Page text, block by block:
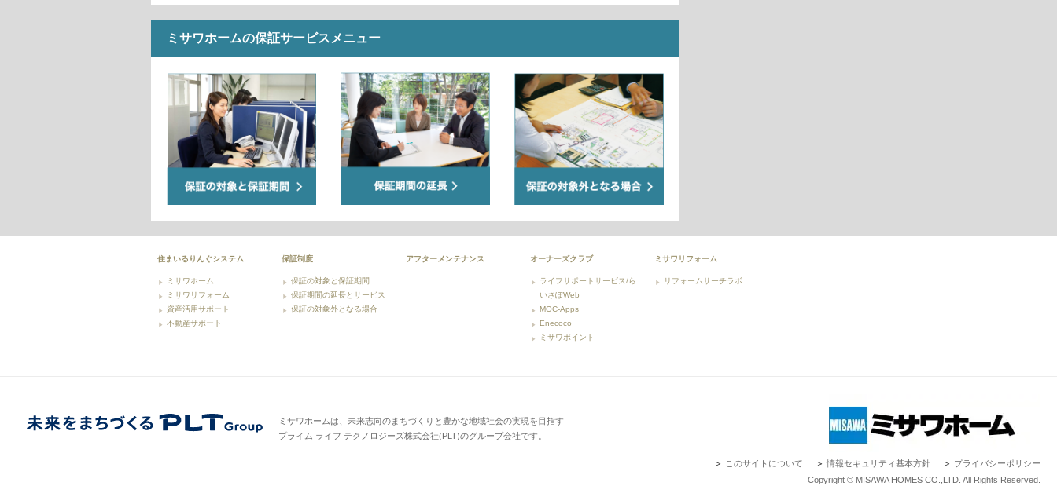
ミサワホームの保証サービスメニュー
住まいるりんぐシステム
ミサワホーム
ミサワリフォーム
資産活用サポート
不動産サポート
保証制度
保証の対象と保証期間
保証期間の延長とサービス
保証の対象外となる場合
アフターメンテナンス オーナーズクラブ
ライフサポートサービス/ら
いさぽWeb
MOC-Apps
Enecoco
ミサワポイント
ミサワリフォーム
リフォームサーチラボ
ミサワホームは、未来志向のまちづくりと豊かな地域社会の実現を目指す
プライム ライフ テクノロジーズ株式会社(PLT)のグループ会社です。
＞ このサイトについて ＞ 情報セキュリティ基本方針 ＞ プライバシーポリシー
Copyright © MISAWA HOMES CO.,LTD. All Rights Reserved.